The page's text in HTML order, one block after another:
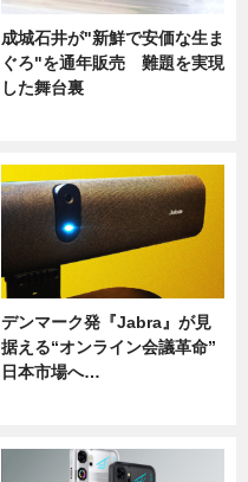
成城石井が"新鮮で安価な生ま
ぐろ"を通年販売 難題を実現
した舞台裏
デンマーク発『Jabra』が見
据える“オンライン会議革命”
日本市場へ…